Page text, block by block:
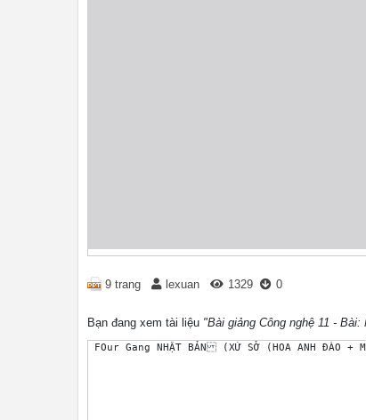
9 trang lexuan 1329 0
Bạn đang xem tài liệu "Bài giảng Công nghệ 11 - Bài:
FOur Gang NHẬT BẢN (XỨ SỞ (HOA